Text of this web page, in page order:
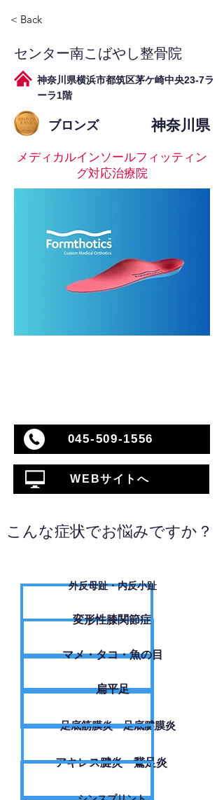
< Back
センター南こばやし整骨院
神奈川県横浜市都筑区茅ケ崎中央23-7ラ
ーラ1階
ブロンズ 神奈川県
メディカルインソールフィッティン
グ対応治療院
045-509-1556
WEBサイトへ
こんな症状でお悩みですか？
外反母趾・内反小趾
変形性膝関節症
​マメ・タコ・魚の目
扁平足
足底筋膜炎・足底腱膜炎
アキレス腱炎・鵞足炎